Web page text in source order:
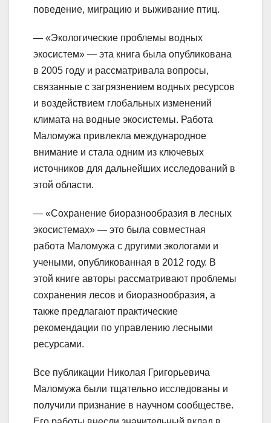
поведение, миграцию и выживание птиц.
— «Экологические проблемы водных
экосистем» — эта книга была опубликована
в 2005 году и рассматривала вопросы,
связанные с загрязнением водных ресурсов
и воздействием глобальных изменений
климата на водные экосистемы. Работа
Маломужа привлекла международное
внимание и стала одним из ключевых
источников для дальнейших исследований в
этой области.
— «Сохранение биоразнообразия в лесных
экосистемах» — это была совместная
работа Маломужа с другими экологами и
учеными, опубликованная в 2012 году. В
этой книге авторы рассматривают проблемы
сохранения лесов и биоразнообразия, а
также предлагают практические
рекомендации по управлению лесными
ресурсами.
Все публикации Николая Григорьевича
Маломужа были тщательно исследованы и
получили признание в научном сообществе.